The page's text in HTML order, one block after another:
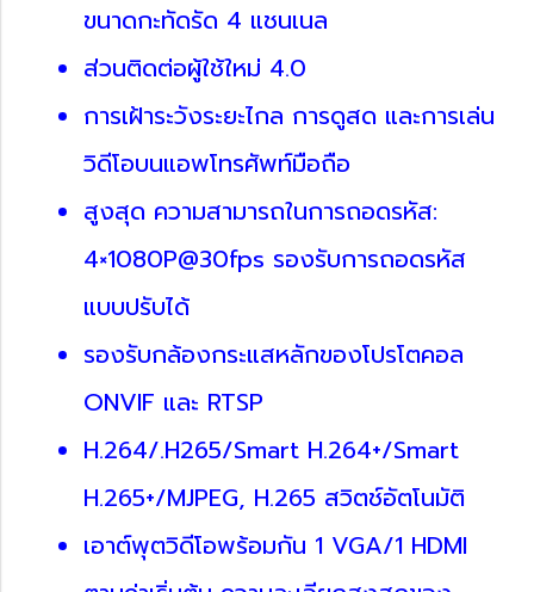
ขนาดกะทัดรัด 4 แชนเนล
ส่วนติดต่อผู้ใช้ใหม่ 4.0
การเฝ้าระวังระยะไกล การดูสด และการเล่น
วิดีโอบนแอพโทรศัพท์มือถือ
สูงสุด ความสามารถในการถอดรหัส:
4×1080P@30fps รองรับการถอดรหัส
แบบปรับได้
รองรับกล้องกระแสหลักของโปรโตคอล
ONVIF และ RTSP
H.264/.H265/Smart H.264+/Smart
H.265+/MJPEG, H.265 สวิตช์อัตโนมัติ
เอาต์พุตวิดีโอพร้อมกัน 1 VGA/1 HDMI